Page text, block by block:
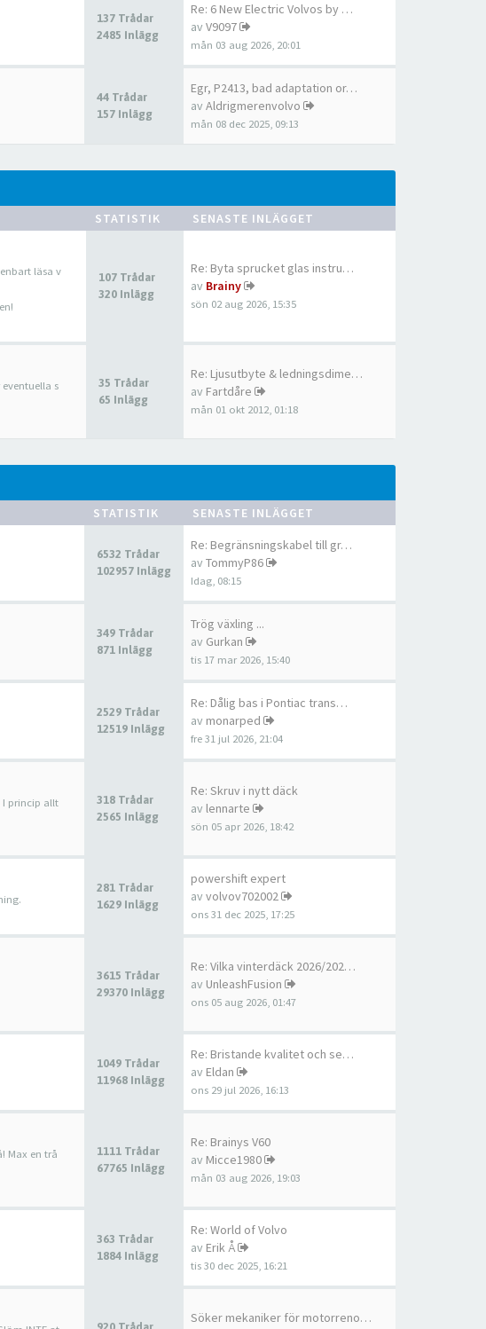
137 Trådar
2485 Inlägg
Re: 6 New Electric Volvos by …
av V9097
mån 03 aug 2026, 20:01
44 Trådar
157 Inlägg
Egr, P2413, bad adaptation or…
av Aldrigmerenvolvo
mån 08 dec 2025, 09:13
STATISTIK SENASTE INLÄGGET
läsa v
107 Trådar
320 Inlägg
Re: Byta sprucket glas instru…
av Brainy
sön 02 aug 2026, 15:35
s
35 Trådar
65 Inlägg
Re: Ljusutbyte & ledningsdime…
av Fartdåre
mån 01 okt 2012, 01:18
STATISTIK SENASTE INLÄGGET
6532 Trådar
102957 Inlägg
Re: Begränsningskabel till gr…
av TommyP86
Idag, 08:15
349 Trådar
871 Inlägg
Trög växling ...
av Gurkan
tis 17 mar 2026, 15:40
2529 Trådar
12519 Inlägg
Re: Dålig bas i Pontiac trans…
av monarped
fre 31 jul 2026, 21:04
I princip allt
318 Trådar
2565 Inlägg
Re: Skruv i nytt däck
av lennarte
sön 05 apr 2026, 18:42
281 Trådar
1629 Inlägg
powershift expert
av volvov702002
ons 31 dec 2025, 17:25
3615 Trådar
29370 Inlägg
Re: Vilka vinterdäck 2026/202…
av UnleashFusion
ons 05 aug 2026, 01:47
1049 Trådar
11968 Inlägg
Re: Bristande kvalitet och se…
av Eldan
ons 29 jul 2026, 16:13
Max en trå
1111 Trådar
67765 Inlägg
Re: Brainys V60
av Micce1980
mån 03 aug 2026, 19:03
363 Trådar
1884 Inlägg
Re: World of Volvo
av Erik Å
tis 30 dec 2025, 16:21
Söker mekaniker för motorreno…